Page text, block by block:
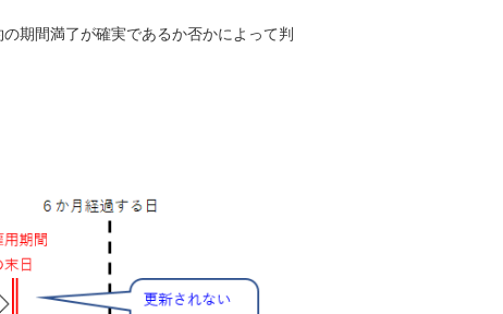
期間満了が確実であるか否かによって判